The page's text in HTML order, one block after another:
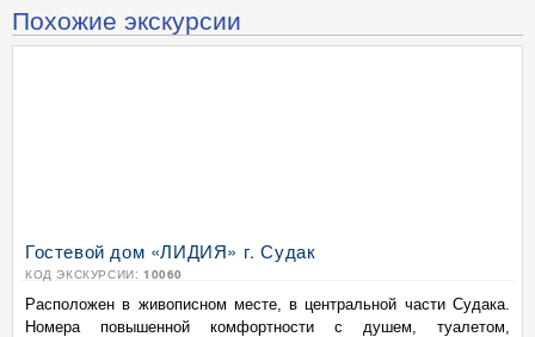
Похожие экскурсии
Гостевой дом «ЛИДИЯ» г. Судак
КОД ЭКСКУРСИИ: 10060
Расположен в живописном месте, в центральной части Судака.
Номера повышенной комфортности с душем, туалетом,